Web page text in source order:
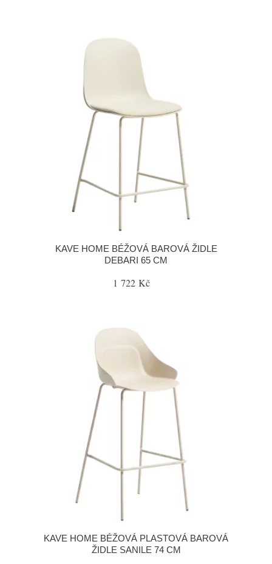
KAVE HOME BÉŽOVÁ BAROVÁ ŽIDLE
DEBARI 65 CM
1 722 Kč
KAVE HOME BÉŽOVÁ PLASTOVÁ BAROVÁ
ŽIDLE SANILE 74 CM